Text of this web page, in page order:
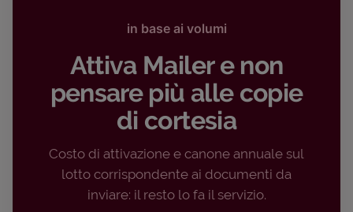
in base ai volumi
Attiva Mailer e non
pensare più alle copie
di cortesia
Costo di attivazione e canone annuale sul
lotto corrispondente ai documenti da
inviare: il resto lo fa il servizio.